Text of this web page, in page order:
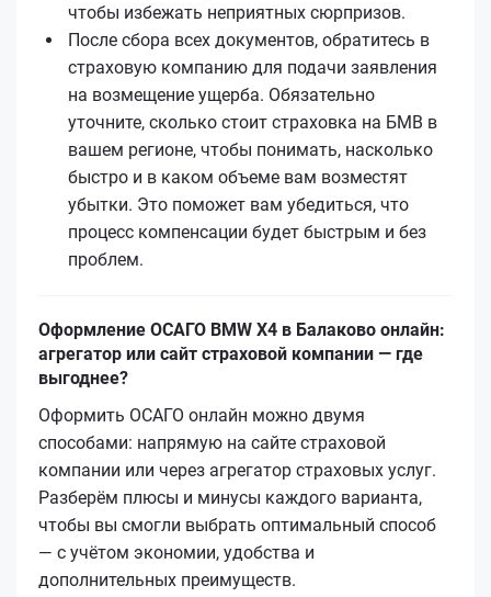
чтобы избежать неприятных сюрпризов.
После сбора всех документов, обратитесь в
страховую компанию для подачи заявления
на возмещение ущерба. Обязательно
уточните, сколько стоит страховка на БМВ в
вашем регионе, чтобы понимать, насколько
быстро и в каком объеме вам возместят
убытки. Это поможет вам убедиться, что
процесс компенсации будет быстрым и без
проблем.
Оформление ОСАГО BMW X4 в Балаково онлайн:
агрегатор или сайт страховой компании — где
выгоднее?
Оформить ОСАГО онлайн можно двумя
способами: напрямую на сайте страховой
компании или через агрегатор страховых услуг.
Разберём плюсы и минусы каждого варианта,
чтобы вы смогли выбрать оптимальный способ
— с учётом экономии, удобства и
дополнительных преимуществ.